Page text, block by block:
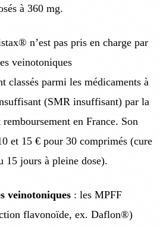
à 360 mg.
n’est pas pris en charge par
veinotoniques
classés parmi les médicaments à
(SMR insuffisant) par la
en France. Son
et 15 € pour 30 comprimés (cure
15 jours à pleine dose).
veinotoniques : les MPFF
flavonoïde, ex. Daflon®)